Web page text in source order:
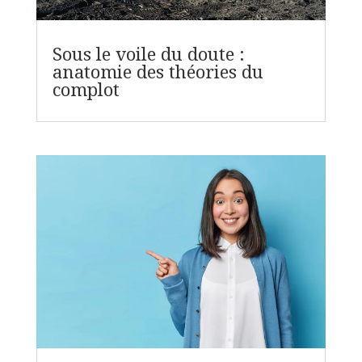
Sous le voile du doute :
anatomie des théories du
complot